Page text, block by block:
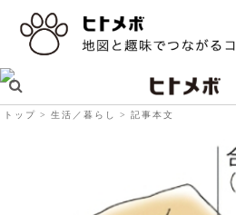
トップ 生活／暮らし 記事本文